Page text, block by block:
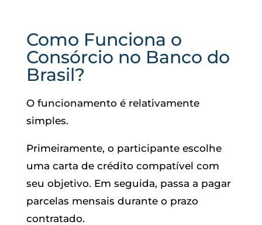
Como Funciona o
Consórcio no Banco do
Brasil?
O funcionamento é relativamente
simples.
Primeiramente, o participante escolhe
uma carta de crédito compatível com
seu objetivo. Em seguida, passa a pagar
parcelas mensais durante o prazo
contratado.